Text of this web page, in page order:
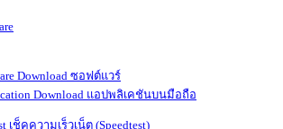
ซอฟต์แวร์
แอปพลิเคชันบนมือถือ
เช็คความเร็วเน็ต (Speedtest)